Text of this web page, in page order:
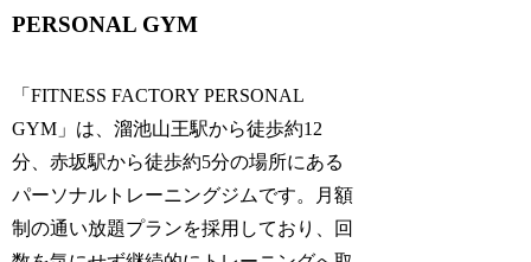
PERSONAL GYM
「FITNESS FACTORY PERSONAL
GYM」は、溜池山王駅から徒歩約12
分、赤坂駅から徒歩約5分の場所にある
パーソナルトレーニングジムです。月額
制の通い放題プランを採用しており、回